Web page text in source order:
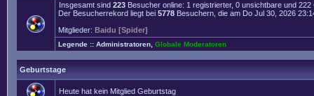
Insgesamt sind 223 Besucher online: 1 registrierter, 0 unsichtbare und
Der Besucherrekord liegt bei 5778 Besuchern, die am Do Jul 30, 2026
Mitglieder: Baidu [Spider]
Legende :: Administratoren Globale Moderatoren
Geburtstage
Heute hat kein Mitglied Geburtstag